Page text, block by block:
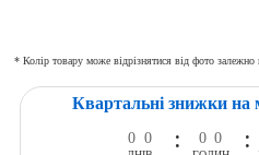
* Колір товару може відрізнятися від фото залежно
Квартальні знижки
0 0 : 0 0 :